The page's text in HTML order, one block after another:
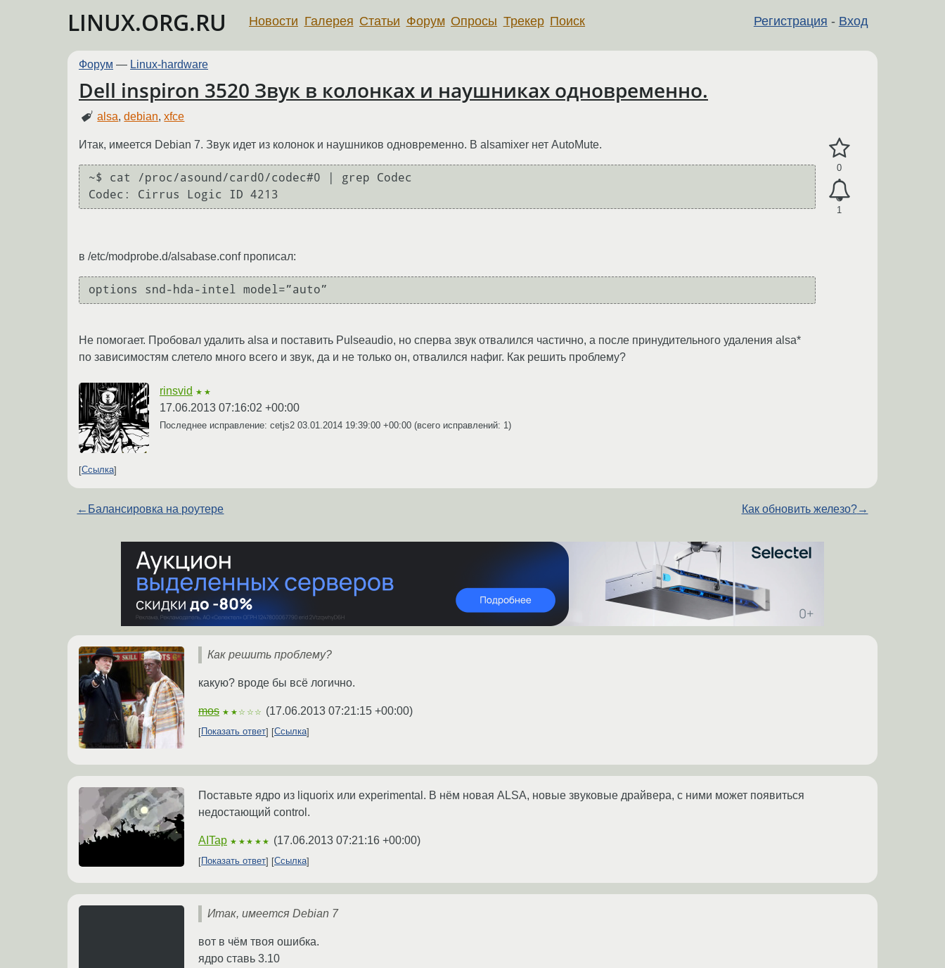
LINUX.ORG.RU Регистрация - Вход
Новости Галерея Статьи Форум Опросы Трекер Поиск
Форум — Linux-hardware
Dell inspiron 3520 Звук в колонках и наушниках одновременно.
alsa,debian,xfce
0
1
Итак, имеется Debian 7. Звук идет из колонок и наушников одновременно. В alsamixer нет AutoMute.
~$ cat /proc/asound/card0/codec#0 | grep Codec
в /etc/modprobe.d/alsabase.conf прописал:
Не помогает. Пробовал удалить alsa и поставить Pulseaudio, но сперва звук отвалился частично, а после принудительного удаления alsa*
по зависимостям слетело много всего и звук, да и не только он, отвалился нафиг. Как решить проблему?
rinsvid ★★
17.06.2013 07:16:02 +00:00
Последнее исправление: cetjs2 03.01.2014 19:39:00 +00:00 (всего исправлений: 1)
Ссылка
← Балансировка на роутере Как обновить железо?→
Как решить проблему?
какую? вроде бы всё логично.
mos ★★☆☆☆ (17.06.2013 07:21:15 +00:00)
Показать ответ Ссылка
Поставьте ядро из liquorix или experimental. В нём новая ALSA, новые звуковые драйвера, с ними может появиться
недостающий control.
AITap ★★★★★ (17.06.2013 07:21:16 +00:00)
Показать ответ Ссылка
Итак, имеется Debian 7
вот в чём твоя ошибка.
ядро ставь 3.10